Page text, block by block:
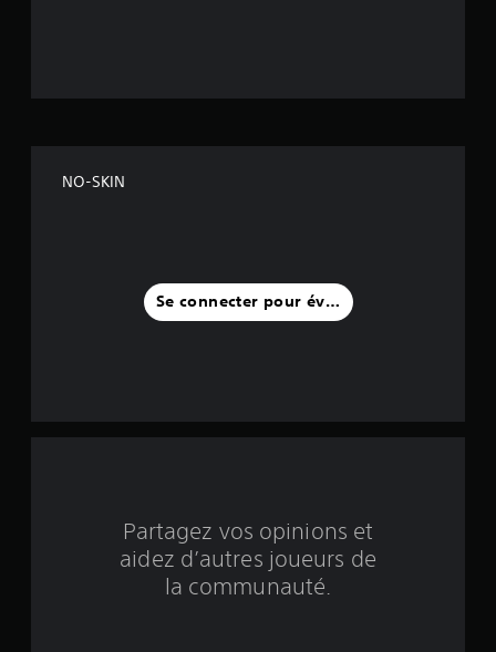
l
i
NO-SKIN
Se connecter pour évaluer
Partagez vos opinions et
aidez d’autres joueurs de
la communauté.